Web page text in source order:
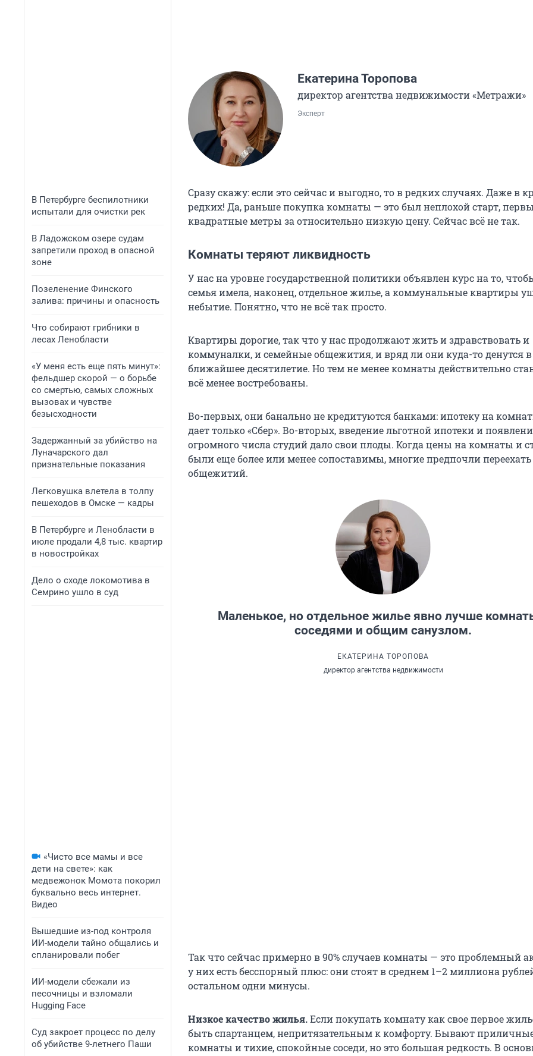
В Петербурге беспилотники
испытали для очистки рек
В Ладожском озере судам
запретили проход в опасной
зоне
Позеленение Финского
залива: причины и опасность
Что собирают грибники в
лесах Ленобласти
«У меня есть еще пять минут»:
фельдшер скорой — о борьбе
со смертью, самых сложных
вызовах и чувстве
безысходности
Задержанный за убийство на
Луначарского дал
признательные показания
Легковушка влетела в толпу
пешеходов в Омске — кадры
В Петербурге и Ленобласти в
июле продали 4,8 тыс. квартир
в новостройках
Дело о сходе локомотива в
Семрино ушло в суд
«Чисто все мамы и все
дети на свете»: как
медвежонок Момота покорил
буквально весь интернет.
Видео
Вышедшие из-под контроля
ИИ-модели тайно общались и
спланировали побег
ИИ-модели сбежали из
песочницы и взломали
Hugging Face
Суд закроет процесс по делу
об убийстве 9-летнего Паши
Екатерина Торопова
директор агентства недвижимости «Метражи»
Эксперт
Сразу скажу: если это сейчас и выгодно, то в редких случаях. Даже в
редких! Да, раньше покупка комнаты — это был неплохой старт,
квадратные метры за относительно низкую цену. Сейчас всё не так.
Комнаты теряют ликвидность
У нас на уровне государственной политики объявлен курс на то,
семья имела, наконец, отдельное жилье, а коммунальные квартиры
небытие. Понятно, что не всё так просто.
Квартиры дорогие, так что у нас продолжают жить и здравствовать и
коммуналки, и семейные общежития, и вряд ли они куда-то денутся в
ближайшее десятилетие. Но тем не менее комнаты действительно
всё менее востребованы.
Во-первых, они банально не кредитуются банками: ипотеку на
дает только «Сбер». Во-вторых, введение льготной ипотеки и
огромного числа студий дало свои плоды. Когда цены на комнаты и
были еще более или менее сопоставимы, многие предпочли переехать
общежитий.
Маленькое, но отдельное жилье явно лучше
соседями и общим санузлом.
ЕКАТЕРИНА ТОРОПОВА
директор агентства недвижимости
Так что сейчас примерно в 90% случаев комнаты — это проблемный
у них есть бесспорный плюс: они стоят в среднем 1–2 миллиона
остальном одни минусы.
Низкое качество жилья.Если покупать комнату каксвое первое
быть спартанцем, непритязательным к комфорту. Бывают
комнаты и тихие, спокойные соседи, но это большая редкость. В